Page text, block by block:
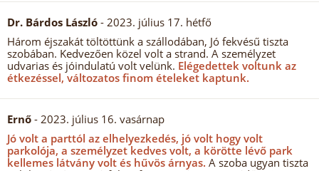
Dr. Bárdos László - 2023. július 17. hétfő
Három éjszakát töltöttünk a szállodában, Jó fekvésű tiszta
szobában. Kedvezően közel volt a strand. A személyzet
udvarias és jóindulatú volt velünk. Elégedettek voltunk az
étkezéssel, változatos finom ételeket kaptunk.
Ernő - 2023. július 16. vasárnap
Jó volt a parttól az elhelyezkedés, jó volt hogy volt
parkolója, a személyzet kedves volt, a körötte lévő park
kellemes látvány volt és hűvös árnyas. A szoba ugyan tiszta